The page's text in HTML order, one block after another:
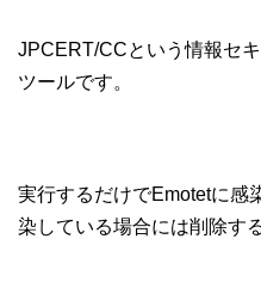
JPCERT/CCという情報セ
ツールです。
実行するだけでEmotetに感
染している場合には削除す